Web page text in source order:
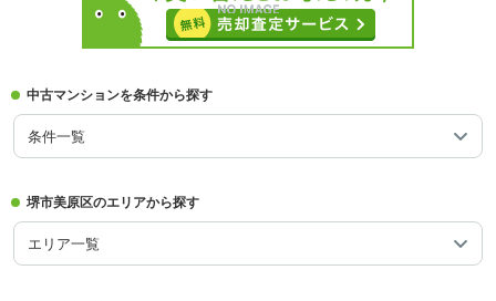
中古マンションを条件から探す
条件一覧
堺市美原区のエリアから探す
エリア一覧